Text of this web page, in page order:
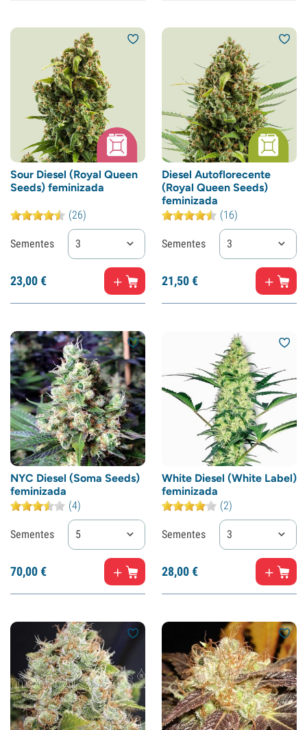
Sour Diesel (Royal Queen
Seeds) feminizada
(26)
Sementes 3
23,00€
Diesel Autoflorecente
(Royal Queen Seeds)
feminizada
(16)
Sementes 3
21,50€
NYC Diesel (Soma Seeds)
feminizada
(4)
Sementes 5
70,00€
White Diesel (White Label)
feminizada
(2)
Sementes 3
28,00€